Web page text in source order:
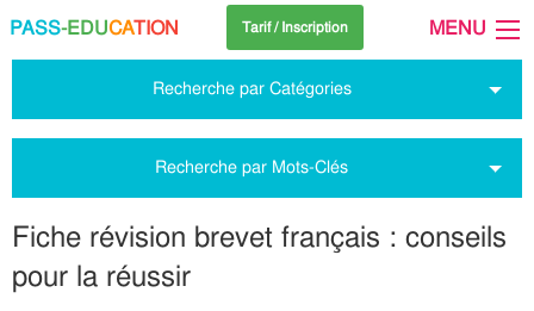
PASS-EDUCATION Tarif / Inscription MENU
Recherche par Catégories
Recherche par Mots-Clés
Fiche révision brevet français : conseils
pour la réussir